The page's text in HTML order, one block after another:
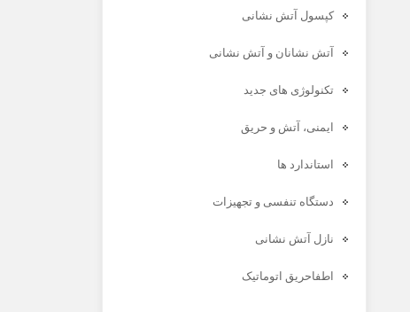
کپسول آتش نشانی
آتش نشانان و آتش نشانی
تکنولوژی های جدید
ایمنی، آتش و حریق
استاندارد ها
دستگاه تنفسی و تجهیزات
نازل آتش نشانی
اطفاحریق اتوماتیک